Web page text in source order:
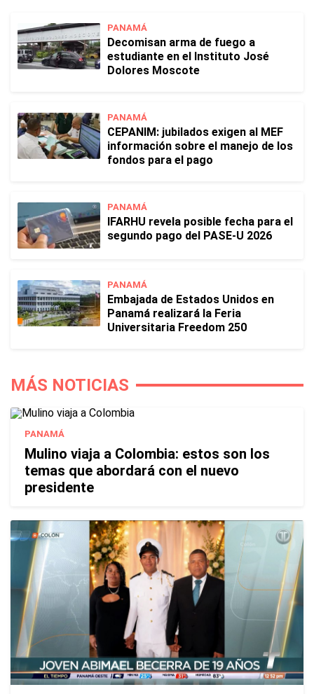
PANAMÁ
Decomisan arma de fuego a
estudiante en el Instituto José
Dolores Moscote
PANAMÁ
CEPANIM: jubilados exigen al MEF
información sobre el manejo de los
fondos para el pago
PANAMÁ
IFARHU revela posible fecha para el
segundo pago del PASE-U 2026
PANAMÁ
Embajada de Estados Unidos en
Panamá realizará la Feria
Universitaria Freedom 250
MÁS NOTICIAS
PANAMÁ
Mulino viaja a Colombia: estos son los
temas que abordará con el nuevo
presidente